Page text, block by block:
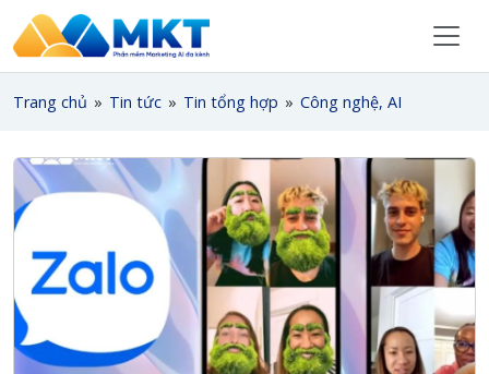
Trang chủ » Tin tức » Tin tổng hợp » Công nghệ, AI